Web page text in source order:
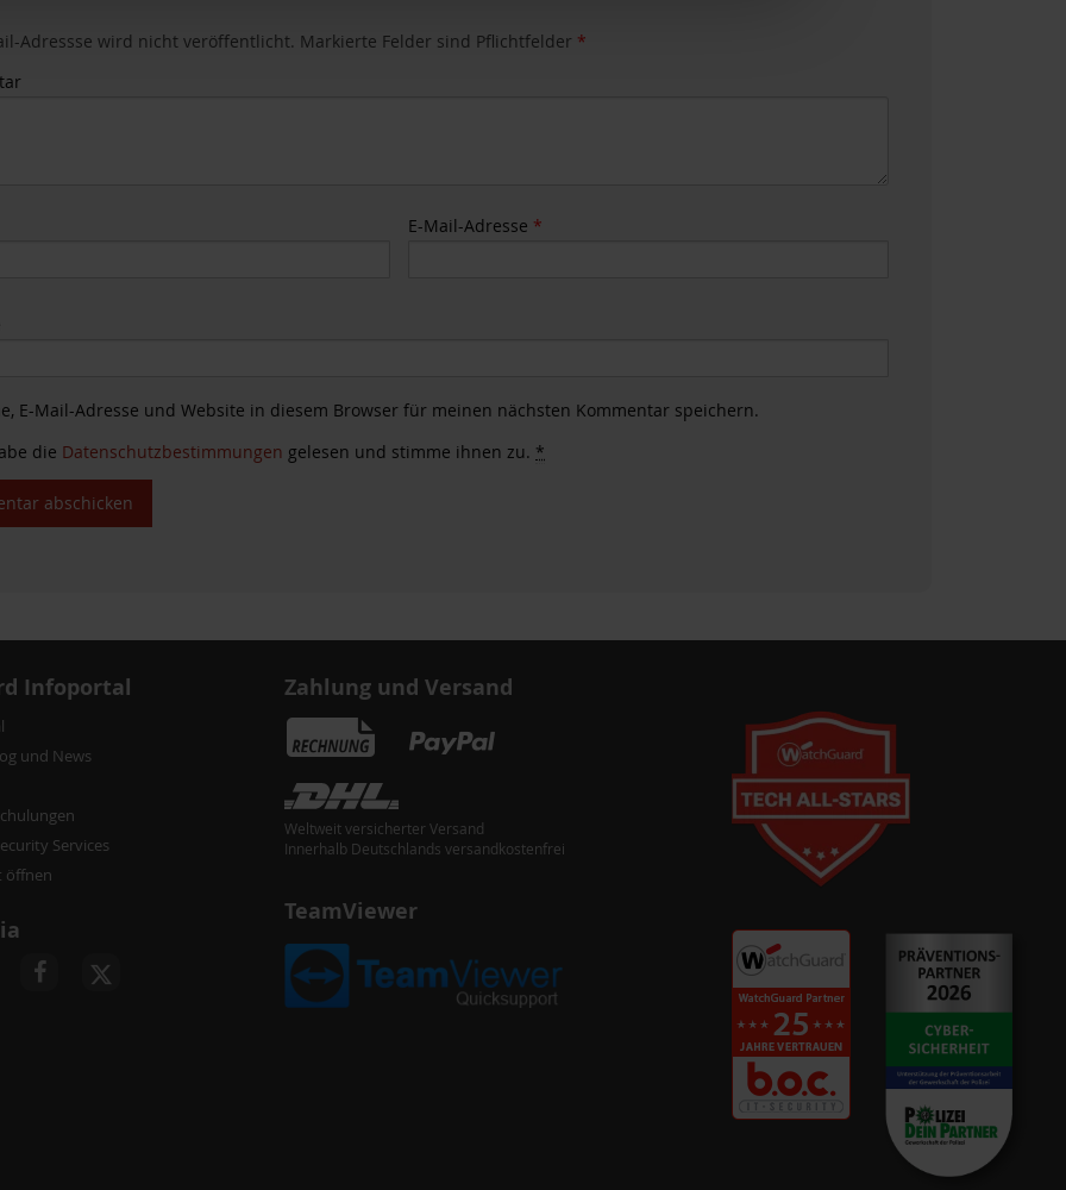
Adressse wird nicht veröffentlicht. Markierte Felder sind Pflichtfelder *
E-Mail-Adresse *
E-Mail-Adresse und Website in diesem Browser für meinen nächsten Kommentar speichern.
die Datenschutzbestimmungen gelesen und stimme ihnen zu. *
Infoportal
und News
Services
öffnen
Zahlung und Versand
Weltweit versicherter Versand
Innerhalb Deutschlands versandkostenfrei
TeamViewer